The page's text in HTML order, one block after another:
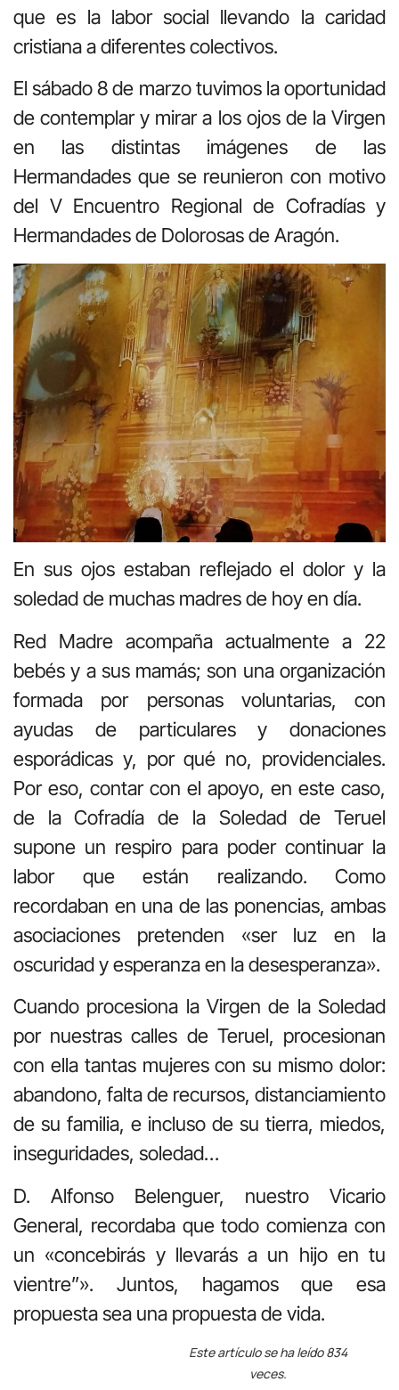
que es la labor social llevando la caridad
cristiana a diferentes colectivos.
El sábado 8 de marzo tuvimos la oportunidad
de contemplar y mirar a los ojos de la Virgen
en las distintas imágenes de las
Hermandades que se reunieron con motivo
del V Encuentro Regional de Cofradías y
Hermandades de Dolorosas de Aragón.
En sus ojos estaban reflejado el dolor y la
soledad de muchas madres de hoy en día.
Red Madre acompaña actualmente a 22
bebés y a sus mamás; son una organización
formada por personas voluntarias, con
ayudas de particulares y donaciones
esporádicas y, por qué no, providenciales.
Por eso, contar con el apoyo, en este caso,
de la Cofradía de la Soledad de Teruel
supone un respiro para poder continuar la
labor que están realizando. Como
recordaban en una de las ponencias, ambas
asociaciones pretenden «ser luz en la
oscuridad y esperanza en la desesperanza».
Cuando procesiona la Virgen de la Soledad
por nuestras calles de Teruel, procesionan
con ella tantas mujeres con su mismo dolor:
abandono, falta de recursos, distanciamiento
de su familia, e incluso de su tierra, miedos,
inseguridades, soledad…
D. Alfonso Belenguer, nuestro Vicario
General, recordaba que todo comienza con
un «concebirás y llevarás a un hijo en tu
vientre”». Juntos, hagamos que esa
propuesta sea una propuesta de vida.
Este artículo se ha leído 834
veces.